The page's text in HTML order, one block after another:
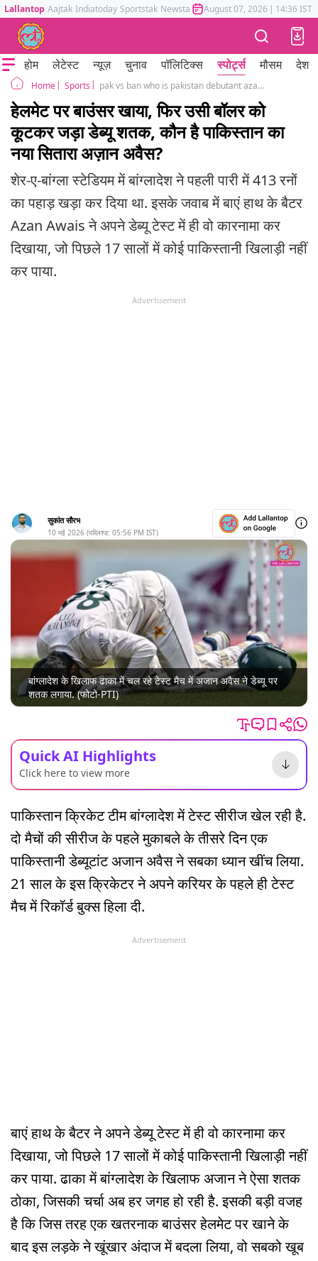
Lallantop Aajtak Indiatoday Sportstak Newstak Mumbai Tak Astrotak
August 07, 2026 | 14:36 IST
होम लेटेस्ट न्यूज़ चुनाव पॉलिटिक्स स्पोर्ट्स मौसम देश
Home Sports pak vs ban who is pakistan debutant azan awais who hit century in dhaka test
हेलमेट पर बाउंसर खाया, फिर उसी बॉलर को
कूटकर जड़ा डेब्यू शतक, कौन है पाकिस्तान का
नया सितारा अज़ान अवैस?
शेर-ए-बांग्ला स्टेडियम में बांग्लादेश ने पहली पारी में 413 रनों
का पहाड़ खड़ा कर दिया था. इसके जवाब में बाएं हाथ के बैटर
Azan Awais ने अपने डेब्यू टेस्ट में ही वो कारनामा कर
दिखाया, जो पिछले 17 सालों में कोई पाकिस्तानी खिलाड़ी नहीं
कर पाया.
Advertisement
सुकांत सौरभ
10 मई 2026 (पब्लिश्ड: 05:56 PM IST)
बांग्लादेश के ख‍िलाफ ढाका में चल रहे टेस्ट मैच में अजान अवैस ने डेब्यू पर
शतक लगाया. (फोटो-PTI)
Quick AI Highlights
Click here to view more
पाकिस्तान क्रिकेट टीम बांग्लादेश में टेस्ट सीरीज खेल रही है.
दो मैचों की सीरीज के पहले मुकाबले के तीसरे दिन एक
पाकिस्तानी डेब्यूटांट अजान अवैस ने सबका ध्यान खींच लिया.
21 साल के इस क्रिकेटर ने अपने करियर के पहले ही टेस्ट
मैच में रिकॉर्ड बुक्स हिला दी.
Advertisement
बाएं हाथ के बैटर ने अपने डेब्यू टेस्ट में ही वो कारनामा कर
दिखाया, जो पिछले 17 सालों में कोई पाकिस्तानी खिलाड़ी नहीं
कर पाया. ढाका में बांग्लादेश के खिलाफ अजान ने ऐसा शतक
ठोका, जिसकी चर्चा अब हर जगह हो रही है. इसकी बड़ी वजह
है कि जिस तरह एक खतरनाक बाउंसर हेलमेट पर खाने के
बाद इस लड़के ने खूंखार अंदाज में बदला लिया, वो सबको खूब